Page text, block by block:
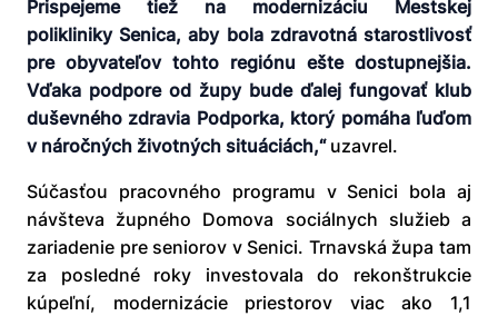
Prispejeme tiež na modernizáciu Mestskej
polikliniky Senica, aby bola zdravotná starostlivosť
pre obyvateľov tohto regiónu ešte dostupnejšia.
Vďaka podpore od župy bude ďalej fungovať klub
duševného zdravia Podporka, ktorý pomáha ľuďom
v náročných životných situáciách,“ uzavrel.
Súčasťou pracovného programu v Senici bola aj
návšteva župného Domova sociálnych služieb a
zariadenie pre seniorov v Senici. Trnavská župa tam
za posledné roky investovala do rekonštrukcie
kúpeľní, modernizácie priestorov viac ako 1,1